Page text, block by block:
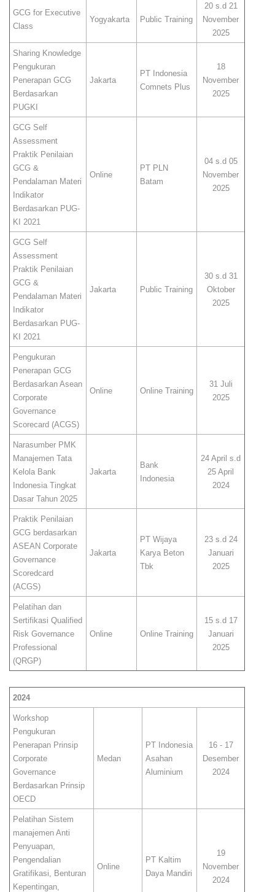
GCG for Executive
Class
Yogyakarta Public Training
20 s.d 21
November
2025
Sharing Knowledge
Pengukuran
Penerapan GCG
Berdasarkan
PUGKI
Jakarta
PT Indonesia
Comnets Plus
18
November
2025
GCG Self
Assessment
Praktik Penilaian
GCG &
Pendalaman Materi
Indikator
Berdasarkan PUG-
KI 2021
Online
PT PLN
Batam
04 s.d 05
November
2025
GCG Self
Assessment
Praktik Penilaian
GCG &
Pendalaman Materi
Indikator
Berdasarkan PUG-
KI 2021
Jakarta Public Training
30 s.d 31
Oktober
2025
Pengukuran
Penerapan GCG
Berdasarkan Asean
Corporate
Governance
Scorecard (ACGS)
Online Online Training
31 Juli
2025
Narasumber PMK
Manajemen Tata
Kelola Bank
Indonesia Tingkat
Dasar Tahun 2025
Jakarta
Bank
Indonesia
24 April s.d
25 April
2024
Praktik Penilaian
GCG berdasarkan
ASEAN Corporate
Governance
Scoredcard
(ACGS)
Jakarta
PT Wijaya
Karya Beton
Tbk
23 s.d 24
Januari
2025
Pelatihan dan
Sertifikasi Qualified
Risk Governance
Professional
(QRGP)
Online Online Training
15 s.d 17
Januari
2025
2024
Workshop
Pengukuran
Penerapan Prinsip
Corporate
Governance
Berdasarkan Prinsip
OECD
Medan
PT Indonesia
Asahan
Aluminium
16 - 17
Desember
2024
Pelatihan Sistem
manajemen Anti
Penyuapan,
Pengendalian
Gratifikasi, Benturan
Kepentingan,
Online
PT Kaltim
Daya Mandiri
19
November
2024